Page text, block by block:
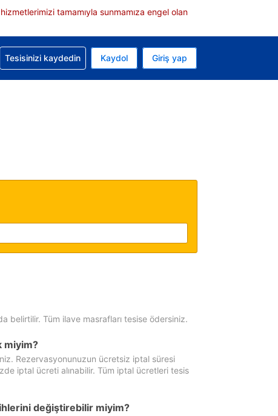
tamamıyla sunmamıza engel olan
Mevcut para biriminiz ABD doları
Mevcut diliniz Türkçe
ilgili yardım alın
Tesisinizi kaydedin Kaydol Giriş yap
belirtilir. Tüm ilave masrafları tesise ödersiniz.
miyim?
Rezervasyonunuzun ücretsiz iptal süresi
iptal ücreti alınabilir. Tüm iptal ücretleri tesis
değiştirebilir miyim?